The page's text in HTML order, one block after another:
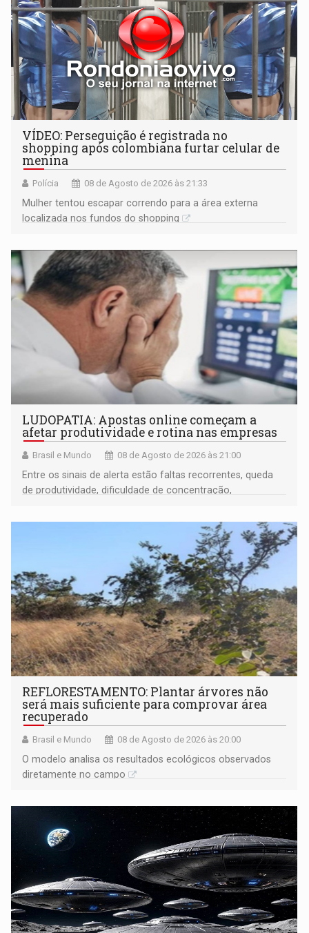
VÍDEO: Perseguição é registrada no
shopping após colombiana furtar celular de
menina
Polícia 08 de Agosto de 2026 às 21:33
Mulher tentou escapar correndo para a área externa
localizada nos fundos do shopping
LUDOPATIA: Apostas online começam a
afetar produtividade e rotina nas empresas
Brasil e Mundo 08 de Agosto de 2026 às 21:00
Entre os sinais de alerta estão faltas recorrentes, queda
de produtividade, dificuldade de concentração,
REFLORESTAMENTO: Plantar árvores não
será mais suficiente para comprovar área
recuperado
Brasil e Mundo 08 de Agosto de 2026 às 20:00
O modelo analisa os resultados ecológicos observados
diretamente no campo